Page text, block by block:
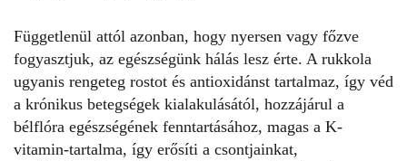
Függetlenül attól azonban, hogy nyersen vagy főzve
fogyasztjuk, az egészségünk hálás lesz érte. A rukkola
ugyanis rengeteg rostot és antioxidánst tartalmaz, így véd
a krónikus betegségek kialakulásától, hozzájárul a
bélflóra egészségének fenntartásához, magas a K-
vitamin-tartalma, így erősíti a csontjainkat,